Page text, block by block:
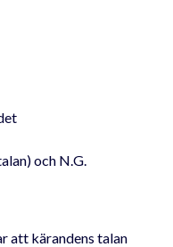
och N.G.
att kärandens talan